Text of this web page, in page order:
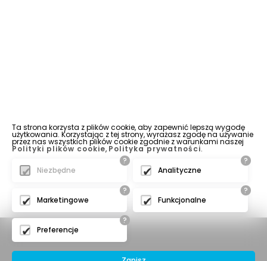
Ta strona korzysta z plików cookie, aby zapewnić lepszą wygodę
użytkowania. Korzystając z tej strony, wyrażasz zgodę na używanie
przez nas wszystkich plików cookie zgodnie z warunkami naszej
Polityki plików cookie, Polityka prywatności.
?
Niezbędne
?
Analityczne
?
Marketingowe
?
Funkcjonalne
?
Preferencje